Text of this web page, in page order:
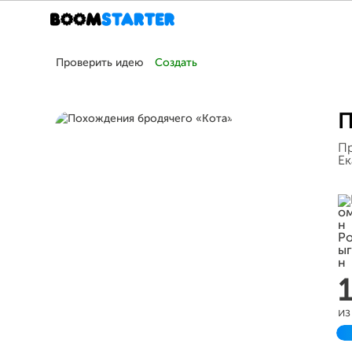
Проверить идею Создать